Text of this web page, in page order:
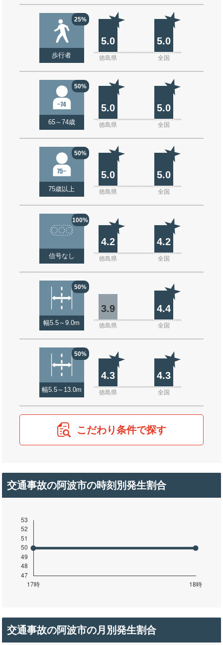
25%
歩行者
5.0 5.0
徳島県 全国
50%
65～74歳
5.0 5.0
徳島県 全国
50%
75歳以上
5.0 5.0
徳島県 全国
100%
信号なし
4.2 4.2
徳島県 全国
50%
幅5.5～9.0m
3.9 4.4
徳島県 全国
50%
幅5.5～13.0m
4.3 4.3
徳島県 全国
こだわり条件で探す
交通事故の阿波市の時刻別発生割合
交通事故の阿波市の月別発生割合